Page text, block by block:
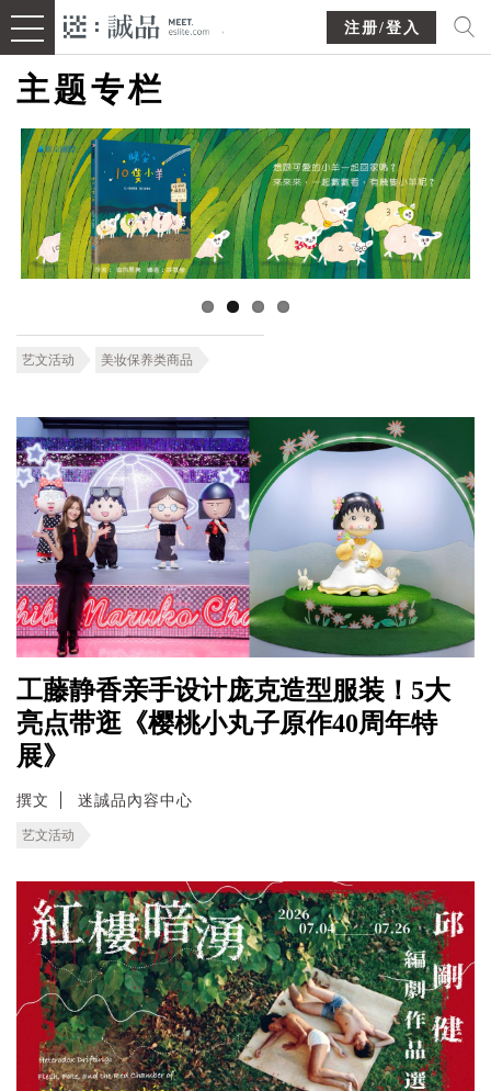
注册/登入
主题专栏
艺文活动 美妆保养类商品
工藤静香亲手设计庞克造型服装！5大
亮点带逛《樱桃小丸子原作40周年特
展》
撰文 迷誠品內容中心
艺文活动